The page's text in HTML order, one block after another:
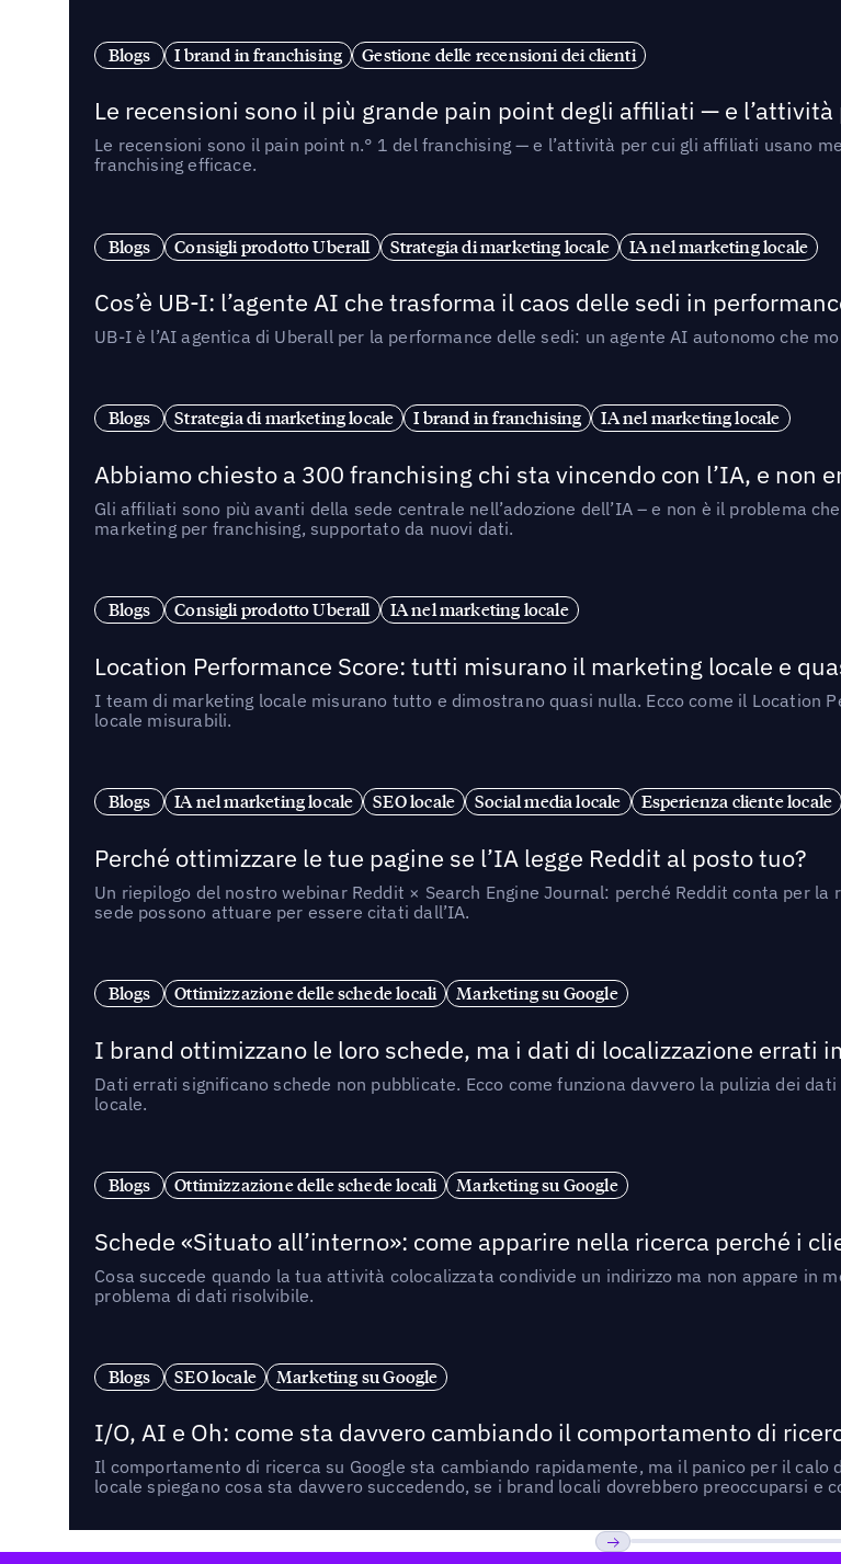
Blogs I brand in franchising Gestione delle recensioni dei clienti
Le recensioni sono il più grande pain point degli affiliati — e l’attività
Le recensioni sono il pain point n.° 1 del franchising — e l’attività per cui gli affiliati usano
franchising efficace.
Blogs Consigli prodotto Uberall Strategia di marketing locale IA nel marketing locale
Cos’è UB-I: l’agente AI che trasforma il caos delle sedi in
UB-I è l’AI agentica di Uberall per la performance delle sedi: un agente AI autonomo che
Blogs Strategia di marketing locale I brand in franchising IA nel marketing locale
Abbiamo chiesto a 300 franchising chi sta vincendo con l’IA, e non
Gli affiliati sono più avanti della sede centrale nell’adozione dell’IA – e non è il problema
marketing per franchising, supportato da nuovi dati.
Blogs Consigli prodotto Uberall IA nel marketing locale
Location Performance Score: tutti misurano il marketing locale e
I team di marketing locale misurano tutto e dimostrano quasi nulla. Ecco come il Location
locale misurabili.
Blogs IA nel marketing locale SEO locale Social media locale Esperienza cliente locale
Perché ottimizzare le tue pagine se l’IA legge Reddit al posto tuo?
Un riepilogo del nostro webinar Reddit × Search Engine Journal: perché Reddit conta per
sede possono attuare per essere citati dall’IA.
Blogs Ottimizzazione delle schede locali Marketing su Google
I brand ottimizzano le loro schede, ma i dati di localizzazione errati
Dati errati significano schede non pubblicate. Ecco come funziona davvero la pulizia dei
locale.
Blogs Ottimizzazione delle schede locali Marketing su Google
Schede «Situato all’interno»: come apparire nella ricerca perché i
Cosa succede quando la tua attività colocalizzata condivide un indirizzo ma non appare in
problema di dati risolvibile.
Blogs SEO locale Marketing su Google
I/O, AI e Oh: come sta davvero cambiando il comportamento di
Il comportamento di ricerca su Google sta cambiando rapidamente, ma il panico per il
locale spiegano cosa sta davvero succedendo, se i brand locali dovrebbero preoccuparsi e